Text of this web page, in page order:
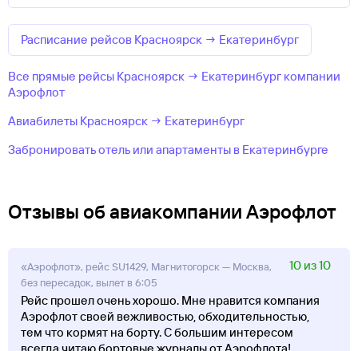
Расписание рейсов Красноярск → Екатеринбург
Все прямые рейсы Красноярск → Екатеринбург компании
Аэрофлот
Авиабилеты Красноярск → Екатеринбург
Забронировать отель или апартаменты в Екатеринбурге
Отзывы об авиакомпании Аэрофлот
«Аэрофлот», рейс SU1429, Магнитогорск — Москва,
без пересадок, вылет в 6:05
10 из 10
Рейс прошел очень хорошо. Мне нравится компания
Аэрофлот своей вежливостью, обходительностью,
тем что кормят на борту. С большим интересом